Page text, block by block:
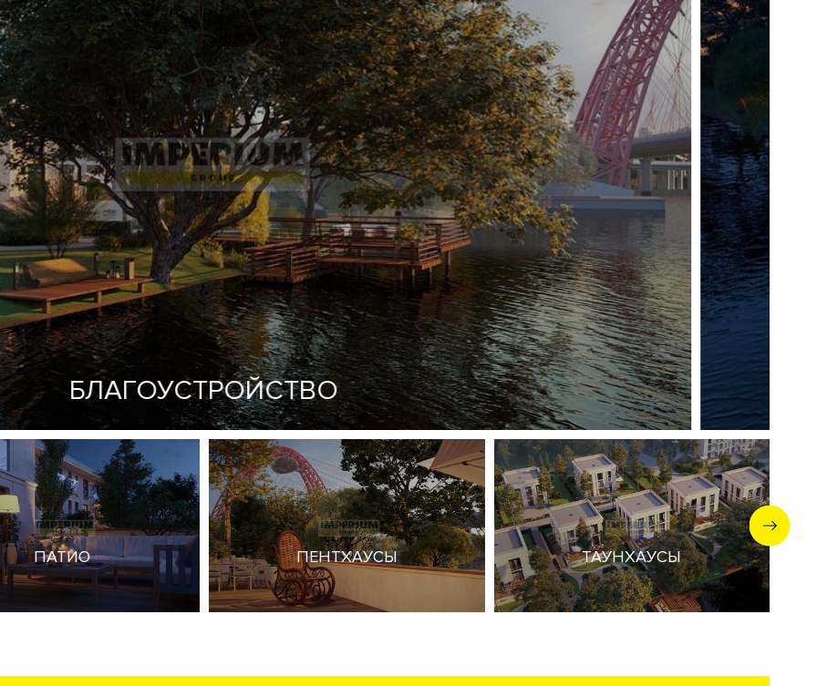
комплекс апартаментов, пентхаусов, таунхаусов и резиденций.
2,5 га. Большой выбор планировочных решений
с выходами на набережную или в собственный парк. Высокие
возможность купить квартиру или пентхаус с террасой и
SPA-центр. Круглосуточная служба консьерж-сервиса.
Рядом
Цены формируются от видовых характеристик на набережную, бор и
панорамный вид на набережную Москва-реки и парк
районе Хорошево-Мневники в СЗАО, рядом с метро Крылатское,
территорию 2.5 га. Ресторан-кейтринг с доставкой блюд.
БЛАГОУСТРОЙСТВО
ПАТИО ПЕНТХАУСЫ ТАУНХАУСЫ